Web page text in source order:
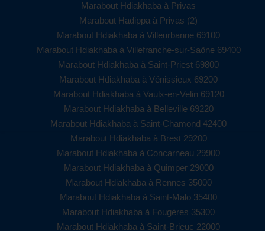
Marabout Hdiakhaba à Privas
Marabout Hadippa à Privas (2)
Marabout Hdiakhaba à Villeurbanne 69100
Marabout Hdiakhaba à Villefranche-sur-Saône 69400
Marabout Hdiakhaba à Saint-Priest 69800
Marabout Hdiakhaba à Vénissieux 69200
Marabout Hdiakhaba à Vaulx-en-Velin 69120
Marabout Hdiakhaba à Belleville 69220
Marabout Hdiakhaba à Saint-Chamond 42400
Marabout Hdiakhaba à Brest 29200
Marabout Hdiakhaba à Concarneau 29900
Marabout Hdiakhaba à Quimper 29000
Marabout Hdiakhaba à Rennes 35000
Marabout Hdiakhaba à Saint-Malo 35400
Marabout Hdiakhaba à Fougères 35300
Marabout Hdiakhaba à Saint-Brieuc 22000